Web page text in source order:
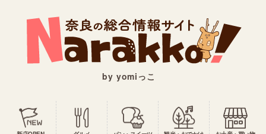
by yomiっこ